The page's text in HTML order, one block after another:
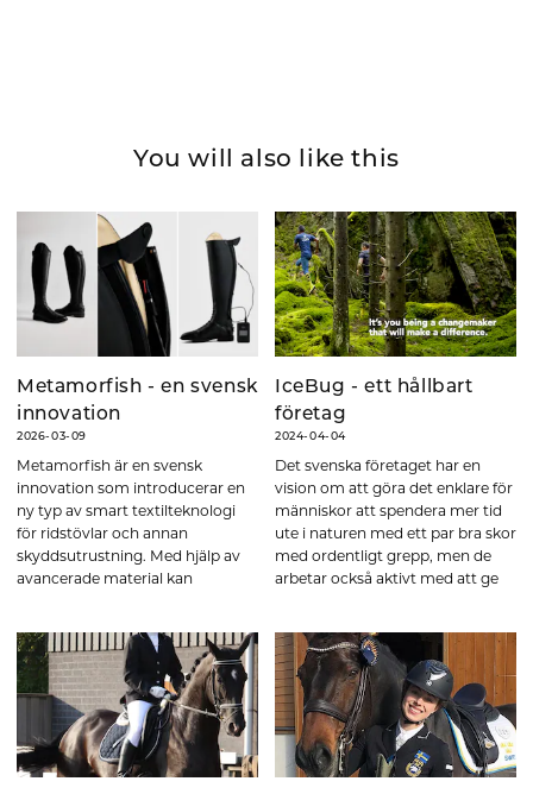
You will also like this
Metamorfish - en svensk
innovation
2026-03-09
Metamorfish är en svensk
innovation som introducerar en
ny typ av smart textilteknologi
för ridstövlar och annan
skyddsutrustning. Med hjälp av
avancerade material kan
det fungerar!
IceBug - ett hållbart
företag
2024-04-04
Det svenska företaget har en
vision om att göra det enklare för
människor att spendera mer tid
ute i naturen med ett par bra skor
med ordentligt grepp, men de
arbetar också aktivt med att ge
genomsyrar hela verksamheten!